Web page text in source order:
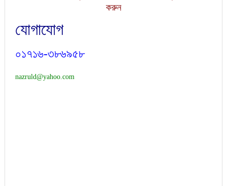
করুন
যোগাযোগ
০১৭১৬-৩৮৬৯৫৮
nazruld@yahoo.com